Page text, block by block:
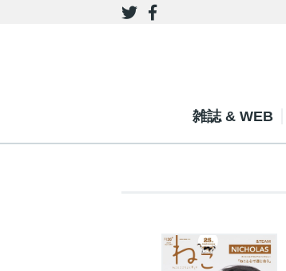
雑誌 & WEB